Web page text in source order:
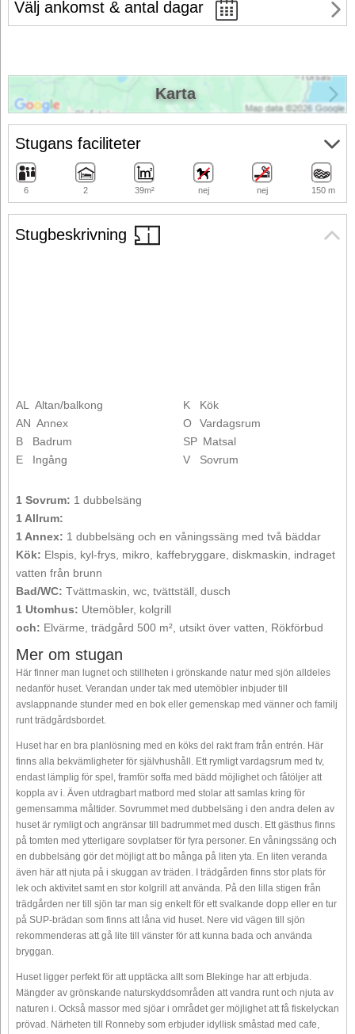
Välj ankomst & antal dagar
Stugbeskrivning
AL Altan/balkong
AN Annex
B
Badrum
E
Ingång
K
Kök
O
Vardagsrum
SP Matsal
V
Sovrum
1 Sovrum: 1 dubbelsäng
1 Allrum:
1 Annex: 1 dubbelsäng och en våningssäng med två bäddar
Kök: Elspis, kyl-frys, mikro, kaffebryggare, diskmaskin, indraget
vatten från brunn
Bad/WC: Tvättmaskin, wc, tvättställ, dusch
1 Utomhus: Utemöbler, kolgrill
och: Elvärme, trädgård 500 m², utsikt över vatten, Rökförbud
Mer om stugan
Här finner man lugnet och stillheten i grönskande natur med sjön alldeles
nedanför huset. Verandan under tak med utemöbler inbjuder till
avslappnande stunder med en bok eller gemenskap med vänner och familj
runt trädgårdsbordet.
Huset har en bra planlösning med en köks del rakt fram från entrén. Här
finns alla bekvämligheter för självhushåll. Ett rymligt vardagsrum med tv,
endast lämplig för spel, framför soffa med bädd möjlighet och fåtöljer att
koppla av i. Även utdragbart matbord med stolar att samlas kring för
gemensamma måltider. Sovrummet med dubbelsäng i den andra delen av
huset är rymligt och angränsar till badrummet med dusch. Ett gästhus finns
på tomten med ytterligare sovplatser för fyra personer. En våningssäng och
en dubbelsäng gör det möjligt att bo många på liten yta. En liten veranda
även här att njuta på i skuggan av träden. I trädgården finns stor plats för
lek och aktivitet samt en stor kolgrill att använda. På den lilla stigen från
trädgården ner till sjön tar man sig enkelt för ett svalkande dopp eller en tur
på SUP-brädan som finns att låna vid huset. Nere vid vägen till sjön
rekommenderas att gå lite till vänster för att kunna bada och använda
bryggan.
Huset ligger perfekt för att upptäcka allt som Blekinge har att erbjuda.
Mängder av grönskande naturskyddsområden att vandra runt och njuta av
naturen i. Också massor med sjöar i området ger möjlighet att få fiskelyckan
prövad. Närheten till Ronneby som erbjuder idyllisk småstad med cafe,
Stugans faciliteter
6 2 39m² nej nej 150 m
Karta